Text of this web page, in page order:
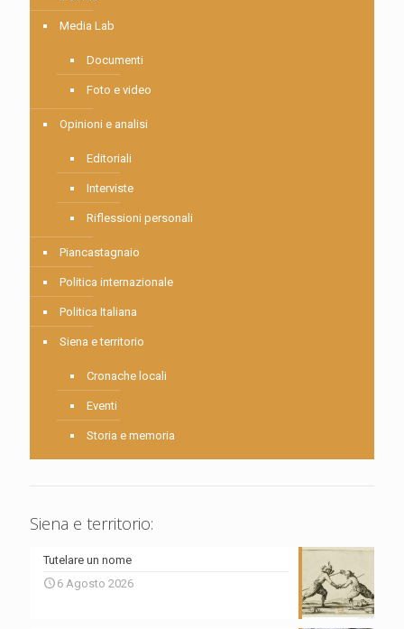
Media Lab
Documenti
Foto e video
Opinioni e analisi
Editoriali
Interviste
Riflessioni personali
Piancastagnaio
Politica internazionale
Politica Italiana
Siena e territorio
Cronache locali
Eventi
Storia e memoria
Siena e territorio:
Tutelare un nome
6 Agosto 2026